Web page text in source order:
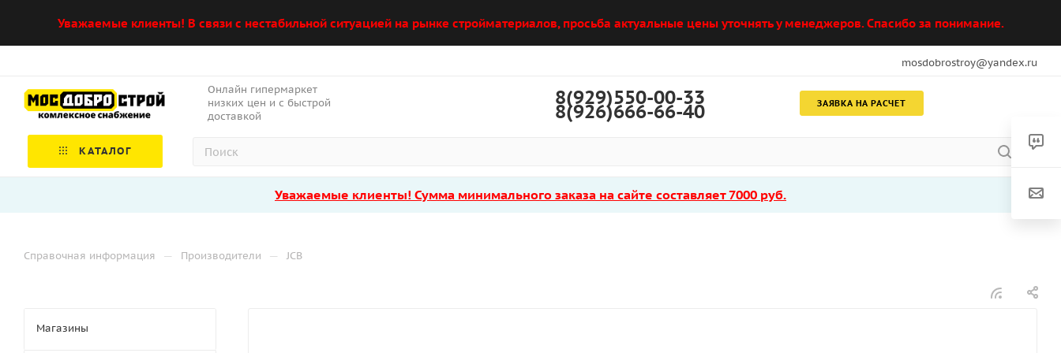
Уважаемые клиенты! В связи с нестабильной ситуацией на рынке стройматериалов, просьба актуальные цены уточнять у менеджеров. Спасибо за понимание.
mosdobrostroy@yandex.ru
Онлайн гипермаркет
низких цен и с быстрой
доставкой
ЗАЯВКА НА РАСЧЕТ
8(929)550-00-33
8(926)666-66-40
КАТАЛОГ
Уважаемые клиенты! Сумма минимального заказа на сайте составляет 7000 руб.
Справочная информация — Производители — JCB
Магазины